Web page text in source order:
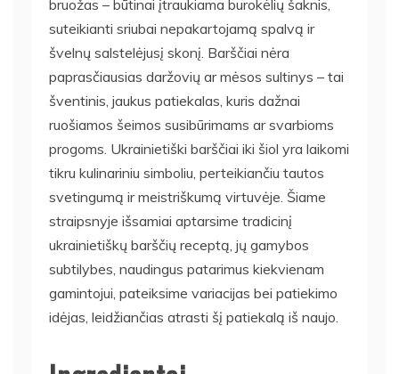
bruožas – būtinai įtraukiama burokėlių šaknis,
suteikianti sriubai nepakartojamą spalvą ir
švelnų salstelėjusį skonį. Barščiai nėra
paprasčiausias daržovių ar mėsos sultinys – tai
šventinis, jaukus patiekalas, kuris dažnai
ruošiamos šeimos susibūrimams ar svarbioms
progoms. Ukrainietiški barščiai iki šiol yra laikomi
tikru kulinariniu simboliu, perteikiančiu tautos
svetingumą ir meistriškumą virtuvėje. Šiame
straipsnyje išsamiai aptarsime tradicinį
ukrainietiškų barščių receptą, jų gamybos
subtilybes, naudingus patarimus kiekvienam
gamintojui, pateiksime variacijas bei patiekimo
idėjas, leidžiančias atrasti šį patiekalą iš naujo.